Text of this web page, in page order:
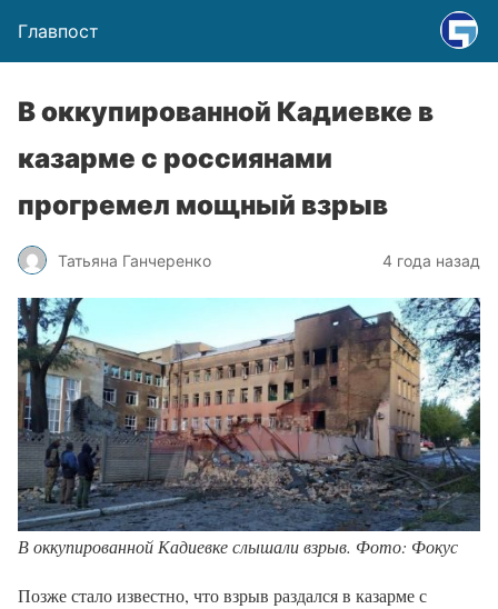
Главпост
В оккупированной Кадиевке в
казарме с россиянами
прогремел мощный взрыв
Татьяна Ганчеренко 4 года назад
В оккупированной Кадиевке слышали взрыв. Фото: Фокус
Позже стало известно, что взрыв раздался в казарме с